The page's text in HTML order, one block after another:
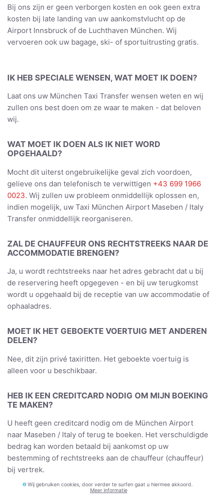
Bij ons zijn er geen verborgen kosten en ook geen extra
kosten bij late landing van uw aankomstvlucht op de
Airport Innsbruck of de Luchthaven München. Wij
vervoeren ook uw bagage, ski- of sportuitrusting gratis.
IK HEB SPECIALE WENSEN, WAT MOET IK DOEN?
Laat ons uw München Taxi Transfer wensen weten en wij
zullen ons best doen om ze waar te maken - dat beloven
wij.
WAT MOET IK DOEN ALS IK NIET WORD
OPGEHAALD?
Mocht dit uiterst ongebruikelijke geval zich voordoen,
gelieve ons dan telefonisch te verwittigen +43 699 1966
0023. Wij zullen uw probleem onmiddellijk oplossen en,
indien mogelijk, uw Taxi München Airport Maseben / Italy
Transfer onmiddellijk reorganiseren.
ZAL DE CHAUFFEUR ONS RECHTSTREEKS NAAR DE
ACCOMMODATIE BRENGEN?
Ja, u wordt rechtstreeks naar het adres gebracht dat u bij
de reservering heeft opgegeven - en bij uw terugkomst
wordt u opgehaald bij de receptie van uw accommodatie of
ophaaladres.
MOET IK HET GEBOEKTE VOERTUIG MET ANDEREN
DELEN?
Nee, dit zijn privé taxiritten. Het geboekte voertuig is
alleen voor u beschikbaar.
HEB IK EEN CREDITCARD NODIG OM MIJN BOEKING
TE MAKEN?
U heeft geen creditcard nodig om de München Airport
naar Maseben / Italy of terug te boeken. Het verschuldigde
bedrag kan worden betaald bij aankomst op uw
bestemming of rechtstreeks aan de chauffeur (chauffeur)
bij vertrek.
Wij gebruiken cookies, door verder te surfen gaat u hiermee akkoord.
Meer informatie